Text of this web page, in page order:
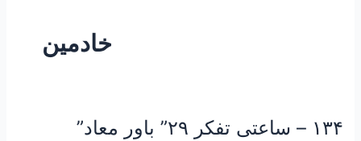
خادمین
۱۳۴ – ساعتی تفکر ۲۹” باور معاد”
۱۳۴